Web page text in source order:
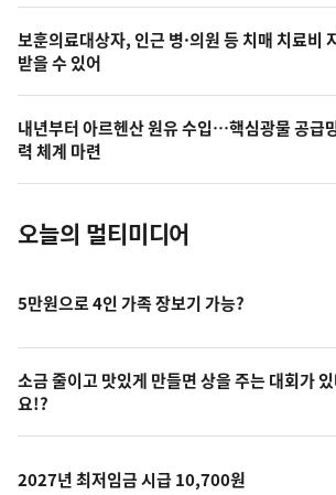
오
늘
사
진
보훈의료대상자, 인근 병·의원 등 치매 치료비
받을 수 있어
내년부터 아르헨산 원유 수입…핵심광물 공급
력 체계 마련
오늘의 멀티미디어
5만원으로 4인 가족 장보기 가능?
소금 줄이고 맛있게 만들면 상을 주는 대회가
요!?
2027년 최저임금 시급 10,700원